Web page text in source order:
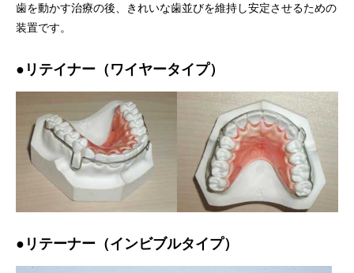
歯を動かす治療の後、きれいな歯並びを維持し安定させるための
装置です。
●リテイナー（ワイヤータイプ）
●リテーナー（インビブルタイプ）